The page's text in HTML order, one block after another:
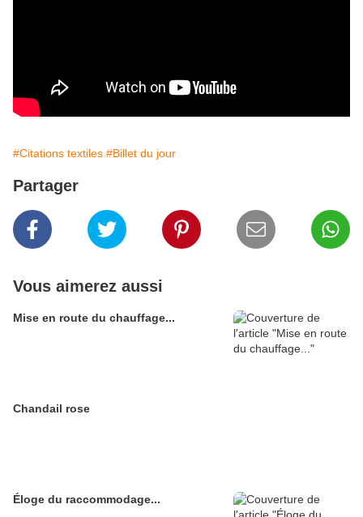
#Citations textiles #Billet du jour
Partager
Vous aimerez aussi
Mise en route du chauffage...
Chandail rose
Éloge du raccommodage...